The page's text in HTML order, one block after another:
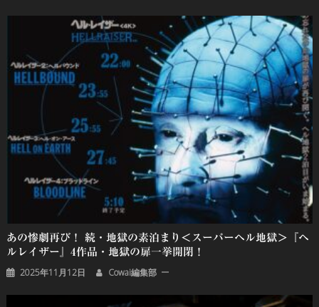
あの惨劇再び！ 続・地獄の素泊まり＜スーパーヘル地獄＞『ヘ
ルレイザー』4作品・地獄の扉一挙開閉！
2025年11月12日 Cowai編集部